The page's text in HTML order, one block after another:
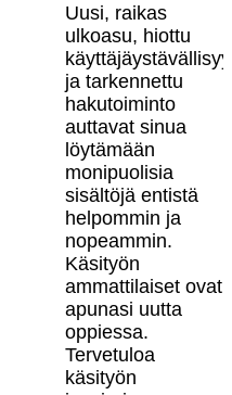
Uusi, raikas
ulkoasu, hiottu
ja tarkennettu
hakutoiminto
auttavat sinua
löytämään
monipuolisia
sisältöjä entistä
helpommin ja
nopeammin.
Käsityön
ammattilaiset ovat
apunasi uutta
oppiessa.
Tervetuloa
käsityön